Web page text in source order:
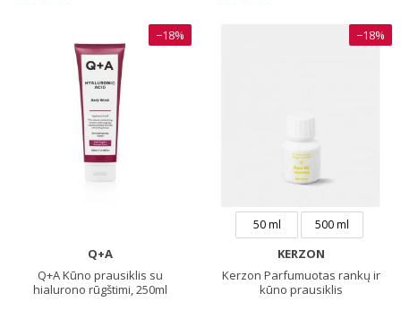
−18%
Q+A
Q+A Kūno prausiklis su
hialurono rūgštimi, 250ml
−18%
50 ml 500 ml
KERZON
Kerzon Parfumuotas rankų ir
kūno prausiklis